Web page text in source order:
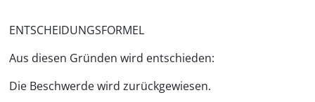
ENTSCHEIDUNGSFORMEL
Aus diesen Gründen wird entschieden:
Die Beschwerde wird zurückgewiesen.